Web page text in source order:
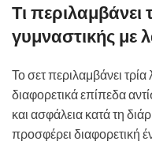
Τι περιλαμβάνει
γυμναστικής με
Το σετ περιλαμβάνει
διαφορετικά επίπεδα
και ασφάλεια κατά τη
προσφέρει διαφορετική